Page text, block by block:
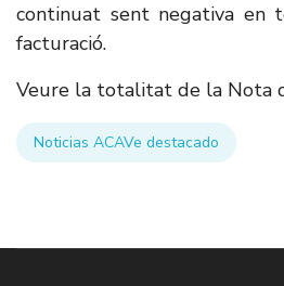
continuat sent negativa en
facturació.
Veure la totalitat de la Nota
Noticias ACAVe destacado